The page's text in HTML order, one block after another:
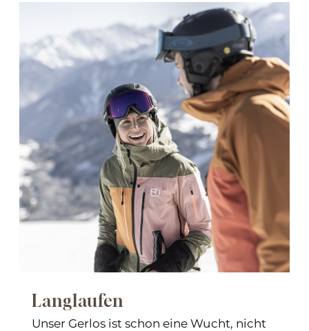
Langlaufen
Unser Gerlos ist schon eine Wucht, nicht